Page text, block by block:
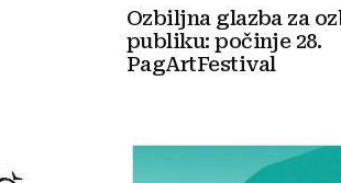
Ozbiljna glazba za
publiku: počinje 28.
PagArtFestival